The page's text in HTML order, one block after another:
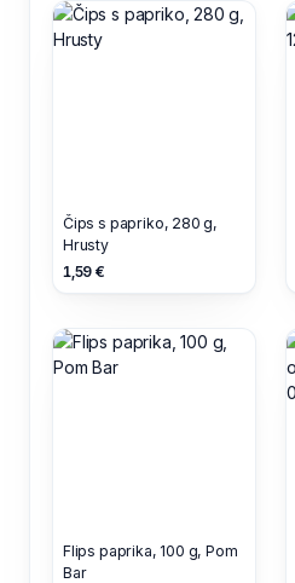
Čips s papriko, 280 g,
Hrusty
1,59 €
Flips paprika, 100 g, Pom
Bar